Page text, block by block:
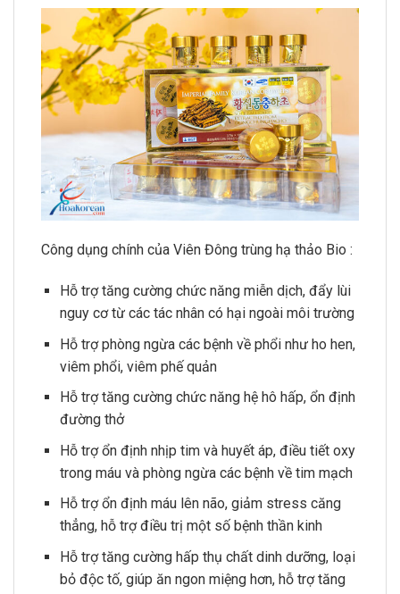
Công dụng chính của Viên Đông trùng hạ thảo Bio :
Hỗ trợ tăng cường chức năng miễn dịch, đẩy lùi
nguy cơ từ các tác nhân có hại ngoài môi trường
Hỗ trợ phòng ngừa các bệnh về phổi như ho hen,
viêm phổi, viêm phế quản
Hỗ trợ tăng cường chức năng hệ hô hấp, ổn định
đường thở
Hỗ trợ ổn định nhịp tim và huyết áp, điều tiết oxy
trong máu và phòng ngừa các bệnh về tim mạch
Hỗ trợ ổn định máu lên não, giảm stress căng
thẳng, hỗ trợ điều trị một số bệnh thần kinh
Hỗ trợ tăng cường hấp thụ chất dinh dưỡng, loại
bỏ độc tố, giúp ăn ngon miệng hơn, hỗ trợ tăng